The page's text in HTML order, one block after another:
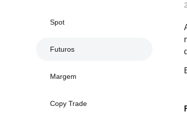
Spot
Futuros
Margem
Copy Trade